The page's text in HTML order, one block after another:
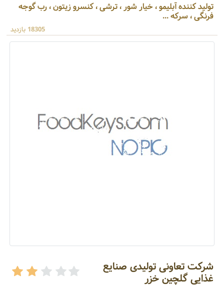
تولید کننده آبلیمو ، خیار شور ، ترشی ، کنسرو زیتون ، رب گوجه
فرنگی ، سرکه ...
18305 بازدید
شرکت تعاونی تولیدی صنایع
غذایی گلچین خزر